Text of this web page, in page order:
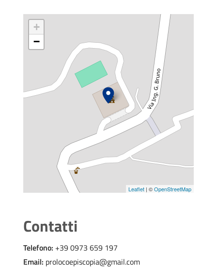
+
−
Leaflet | ©OpenStreetMap
Contatti
Telefono: +39 0973 659 197
Email: prolocoepiscopia@gmail.com